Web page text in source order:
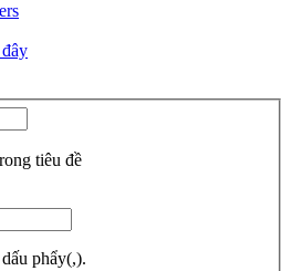
tiêu đề
phẩy(,).